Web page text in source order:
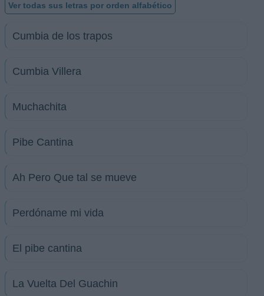
Ver todas sus letras por orden alfabético
Cumbia de los trapos
Cumbia Villera
Muchachita
Pibe Cantina
Ah Pero Que tal se mueve
Perdóname mi vida
El pibe cantina
La Vuelta Del Guachin